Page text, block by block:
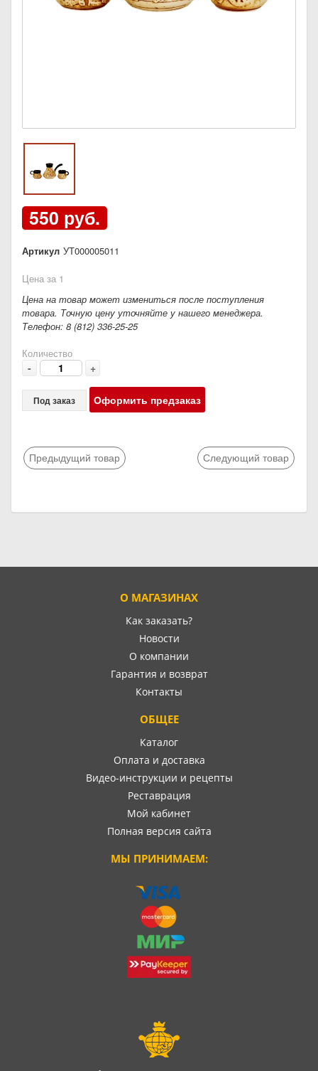
550 руб.
Артикул УТ000005011
Цена за 1
Цена на товар может измениться после поступления
товара. Точную цену уточняйте у нашего менеджера.
Телефон: 8 (812) 336-25-25
Количество
- +
Под заказ Оформить предзаказ
Предыдущий товар Следующий товар
О МАГАЗИНАХ
Как заказать?
Новости
О компании
Гарантия и возврат
Контакты
ОБЩЕЕ
Каталог
Оплата и доставка
Видео-инструкции и рецепты
Реставрация
Мой кабинет
Полная версия сайта
МЫ ПРИНИМАЕМ: